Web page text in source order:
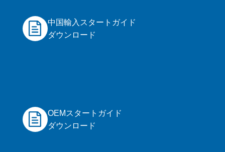
中国輸入スタートガイド
ダウンロード
OEMスタートガイド
ダウンロード